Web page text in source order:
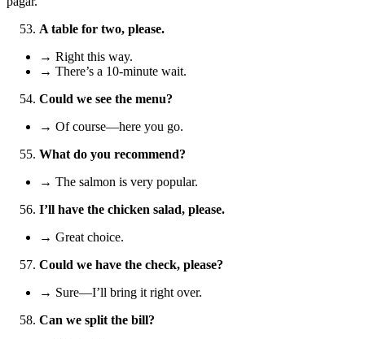
A table for two, please.
→ Right this way.
→ There’s a 10‑minute wait.
Could we see the menu?
→ Of course—here you go.
What do you recommend?
→ The salmon is very popular.
I’ll have the chicken salad, please.
→ Great choice.
Could we have the check, please?
→ Sure—I’ll bring it right over.
Can we split the bill?